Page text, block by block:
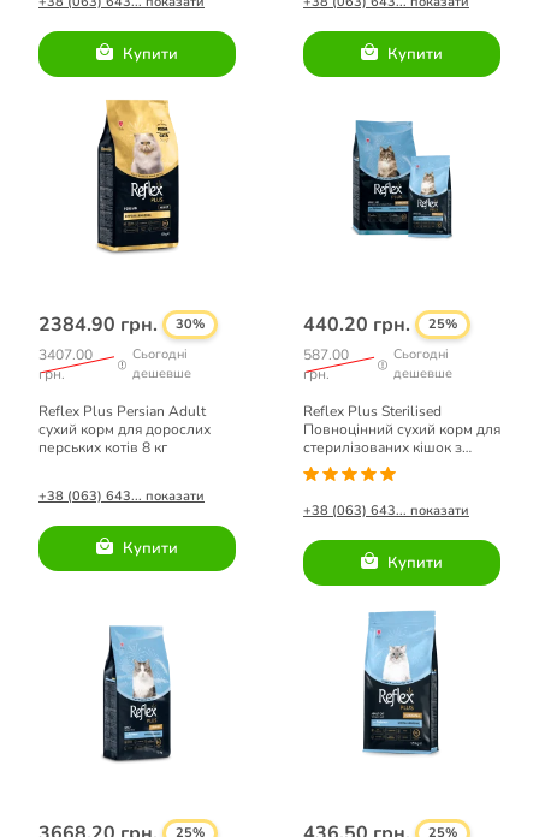
Купити Купити
2384.90 грн. 30%
3407.00
грн.
Сьогодні
дешевше
Reflex Plus Persian Adult
сухий корм для дорослих
перських котів 8 кг
+38 (063) 643... показати
Купити
440.20 грн. 25%
587.00
грн.
Сьогодні
дешевше
Reflex Plus Sterilised
Повноцінний сухий корм для
стерилізованих кішок з
лососем 1,5кг
+38 (063) 643... показати
Купити
25% 25%